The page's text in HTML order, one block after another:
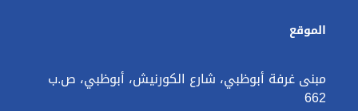
الموقع
مبنى غرفة أبوظبي، شارع الكورنيش، أبوظبي، ص.ب
662